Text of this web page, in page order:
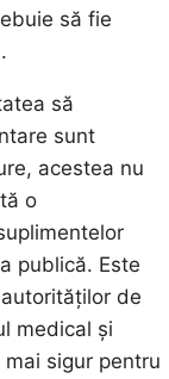
să fie
să
sunt
acestea nu
o
publică. Este
de
medical și
sigur pentru